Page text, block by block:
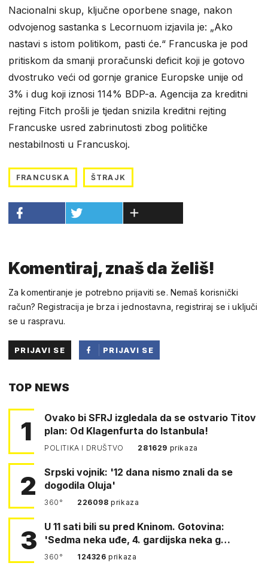
Nacionalni skup, ključne oporbene snage, nakon
odvojenog sastanka s Lecornuom izjavila je: „Ako
nastavi s istom politikom, pasti će.“ Francuska je pod
pritiskom da smanji proračunski deficit koji je gotovo
dvostruko veći od gornje granice Europske unije od
3% i dug koji iznosi 114% BDP-a. Agencija za kreditni
rejting Fitch prošli je tjedan snizila kreditni rejting
Francuske usred zabrinutosti zbog političke
nestabilnosti u Francuskoj.
FRANCUSKA ŠTRAJK
Komentiraj, znaš da želiš!
Za komentiranje je potrebno prijaviti se. Nemaš korisnički
račun? Registracija je brza i jednostavna, registriraj se i uključi
se u raspravu.
PRIJAVI SE
PRIJAVI SE
TOP NEWS
1
Ovako bi SFRJ izgledala da se ostvario Titov
plan: Od Klagenfurta do Istanbula!
POLITIKA I DRUŠTVO 281629 prikaza
2
Srpski vojnik: '12 dana nismo znali da se
dogodila Oluja'
360° 226098prikaza
3
U 11 sati bili su pred Kninom. Gotovina:
'Sedma neka uđe, 4. gardijska neka g…
360° 124326prikaza